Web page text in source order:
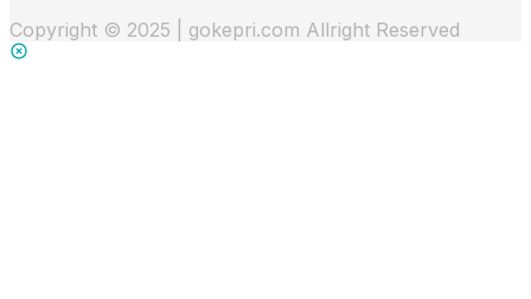
Copyright © 2025 | gokepri.com Allright Reserved